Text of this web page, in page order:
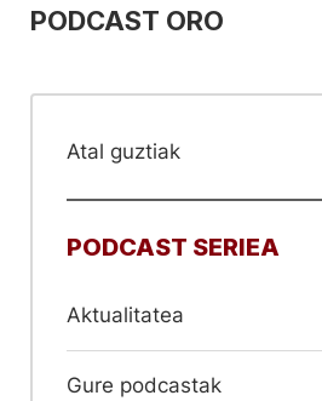
PODCAST ORO
Atal guztiak
PODCAST SERIEA
Aktualitatea
Gure podcastak